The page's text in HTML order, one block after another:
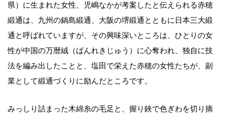
県）に生まれた女性、児嶋なかが考案したと伝えられる赤穂
緞通は、九州の鍋島緞通、大阪の堺緞通とともに日本三大緞
通と呼ばれていますが、その興味深いところは、ひとりの女
性が中国の万暦絨（ばんれきじゅう）に心奪われ、独自に技
法を編み出したことと、塩田で栄えた赤穂の女性たちが、副
業として緞通づくりに励んだところです。
みっしり詰まった木綿糸の毛足と、握り鋏で色ぎわを切り摘